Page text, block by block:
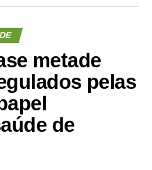
metade
pelas
de